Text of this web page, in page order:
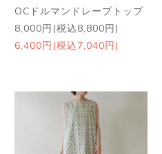
OCドルマンドレープトップ
8,000円(税込8,800円)
6,400円(税込7,040円)